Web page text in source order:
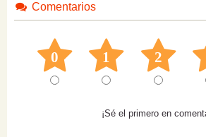
Comentarios
0 1 2
¡Sé el primero en